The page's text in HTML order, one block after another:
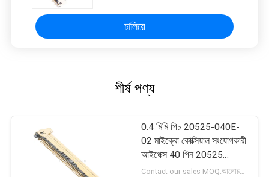
চালিয়ে
শীর্ষ পণ্য
0.4 মিমি পিচ 20525-040E-
02 মাইক্রো কোক্সিয়াল সংযোগকারী
আইপেক্স 40 পিন 20525
ক্যাবলাইন-সিএ
Contact our sales MOQ:আলোচনাযোগ্য